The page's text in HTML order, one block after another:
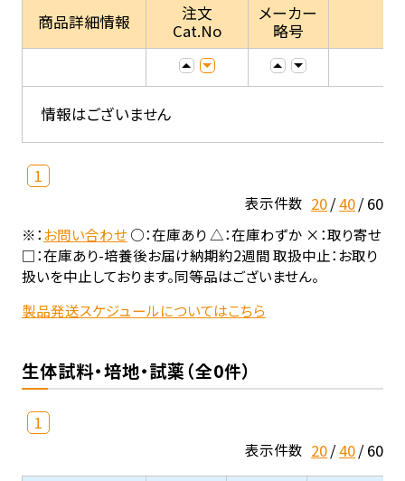
商品詳細情報
注文
Cat.No
メーカー
略号
情報はございません
1
表示件数 20 40 60
※：お問い合わせ○：在庫あり △：在庫わずか ×：取り寄せ
□：在庫あり-培養後お届け納期約2週間 取扱中止：お取り
扱いを中止しております。同等品はございません。
製品発送スケジュールについてはこちら
生体試料・培地・試薬（全0件）
1
表示件数 20 40 60